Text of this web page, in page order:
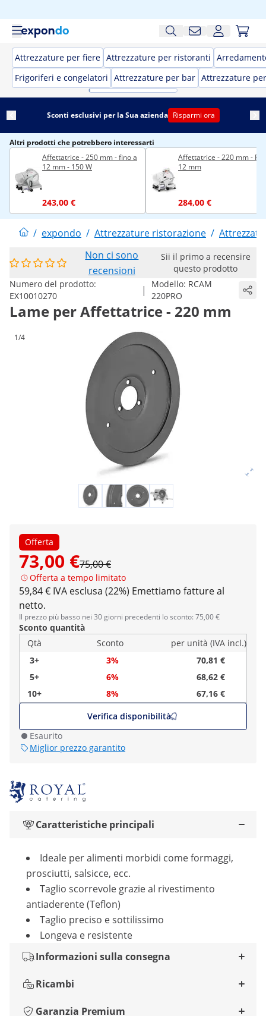
Attrezzature per fiere Attrezzature per ristoranti
Frigoriferi e congelatori Attrezzature per bar Attrezzature
Sconti esclusivi per la Sua azienda Risparmi ora
Altri prodotti che potrebbero interessarti
Affettatrice - 250 mm - fino a
12 mm - 150 W
243,00 €
Affettatrice - 220 mm -
12 mm
284,00 €
/ expondo / Attrezzature ristorazione /
Non ci sono
recensioni
Sii il primo a recensire
questo prodotto
Numero del prodotto:
EX10010270
| Modello: RCAM
220PRO
Lame per Affettatrice - 220 mm
1/4
Offerta
73,00 €75,00 €
Offerta a tempo limitato
59,84 € IVA esclusa (22%) Emettiamo fatture al
netto.
Il prezzo più basso nei 30 giorni precedenti lo sconto: 75,00 €
Sconto quantità
Qtà
Sconto
per unità (IVA incl.)
3+
3%
70,81 €
5+
6%
68,62 €
10+
8%
67,16 €
Verifica disponibilità
Esaurito
Miglior prezzo garantito
Caratteristiche principali
Ideale per alimenti morbidi come formaggi,
prosciutti, salsicce, ecc.
Taglio scorrevole grazie al rivestimento
antiaderente (Teflon)
Taglio preciso e sottilissimo
Longeva e resistente
Informazioni sulla consegna
Ricambi
Garanzia Premium